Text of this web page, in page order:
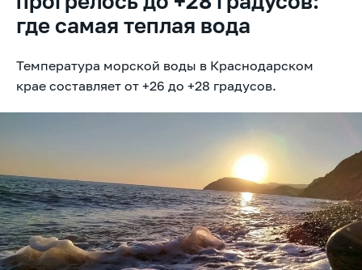
где самая теплая вода
Температура морской воды в Краснодарском
крае составляет от +26 до +28 градусов.